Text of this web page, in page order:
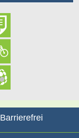
Barrierefrei